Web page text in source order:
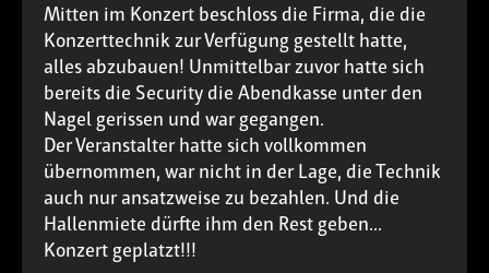
Mitten im Konzert beschloss die Firma, die die
Konzerttechnik zur Verfügung gestellt hatte,
alles abzubauen! Unmittelbar zuvor hatte sich
bereits die Security die Abendkasse unter den
Nagel gerissen und war gegangen.
Der Veranstalter hatte sich vollkommen
übernommen, war nicht in der Lage, die Technik
auch nur ansatzweise zu bezahlen. Und die
Hallenmiete dürfte ihm den Rest geben...
Konzert geplatzt!!!